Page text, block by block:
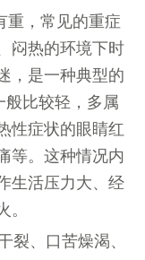
重，常见的重症
闷热的环境下时
，是一种典型的
般比较轻，多属
性症状的眼睛红
等。这种情况内
生活压力大、经
。
裂、口苦燥渴、